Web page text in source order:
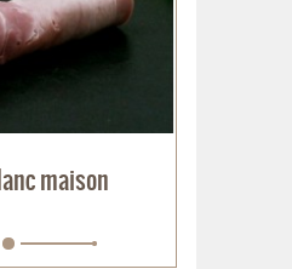
maison